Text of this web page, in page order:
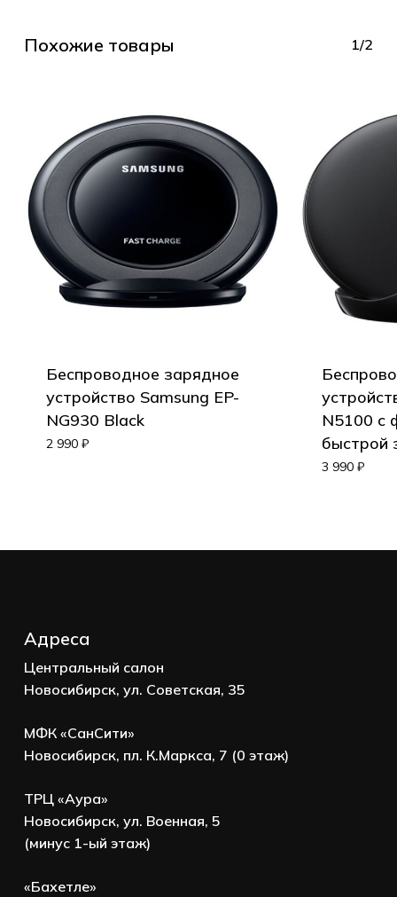
Корзина пуста.
Go to shop
Похожие товары 1/2
Беспроводное зарядное
устройство Samsung EP-
NG930 Black
2 990 ₽
N5100 с
быстрой
3 990 ₽
Адреса
Центральный салон
Новосибирск, ул. Советская, 35
МФК «СанСити»
Новосибирск, пл. К.Маркса, 7 (0 этаж)
ТРЦ «Аура»
Новосибирск, ул. Военная, 5
(минус 1-ый этаж)
«Бахетле»